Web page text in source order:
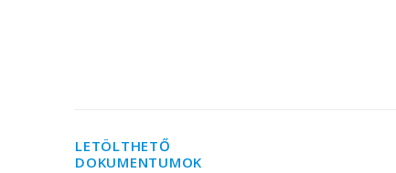
LETÖLTHETŐ
DOKUMENTUMOK